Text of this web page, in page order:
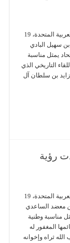
شبكة بيئة ابوظبي، العين، الإمارات العربية المتحدة، 19
بن سهيل البادي
يمثل مناسبة
التاريخي الذي
بن سلطان آل
رؤية
شبكة بيئة ابوظبي، العين، الإمارات العربية المتحدة، 19
بن معضد الساعدي
مناسبة وطنية
المغفور له
ثراه وإخوانه